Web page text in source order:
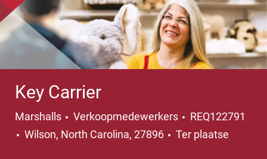
Key Carrier
Marshalls Categorie
Verkoopmedewerkers
REQ122791
Plaats
Wilson, North Carolina, 27896 Ter plaatse